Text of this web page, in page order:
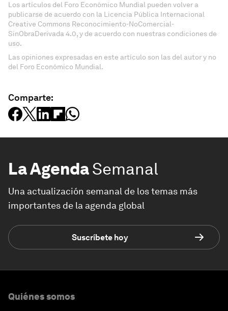
Los artículos del Foro Económico Mundial pueden volver a
publicarse de acuerdo con la Licencia Pública Internacional
Creative Commons Reconocimiento-NoComercial-
SinObraDerivada 4.0, y de acuerdo con nuestras condiciones de
uso.
Las opiniones expresadas en este artículo son las del autor y no
del Foro Económico Mundial.
Comparte:
La AgendaSemanal
Una actualización semanal de los temas más
importantes de la agenda global
Suscríbete hoy
Quiénes somos